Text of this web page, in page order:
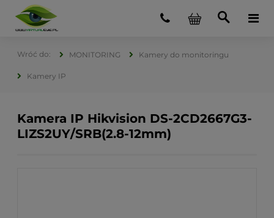
MONITORING Kamery do monitoringu
Kamery IP
Kamera IP Hikvision DS-2CD2667G3-
LIZS2UY/SRB(2.8-12mm)